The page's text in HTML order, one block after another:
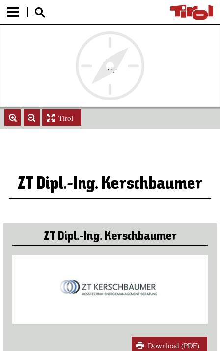
Tirol
ZT Dipl.-Ing. Kerschbaumer
ZT Dipl.-Ing. Kerschbaumer
Download (PDF)